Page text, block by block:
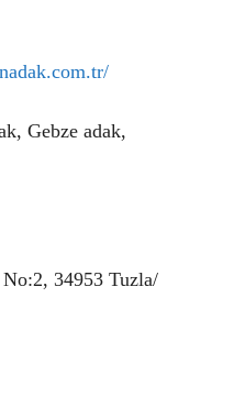
Gebze adak,
No:2, 34953 Tuzla/